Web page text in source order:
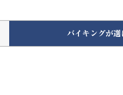
バイキングが